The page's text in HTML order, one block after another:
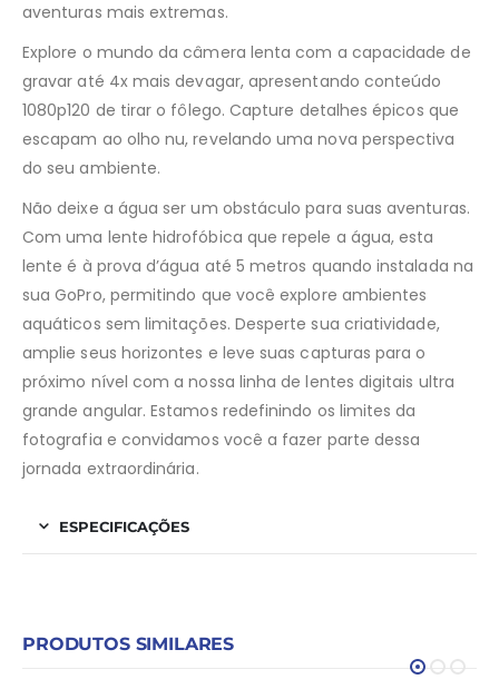
aventuras mais extremas.
Explore o mundo da câmera lenta com a capacidade de
gravar até 4x mais devagar, apresentando conteúdo
1080p120 de tirar o fôlego. Capture detalhes épicos que
escapam ao olho nu, revelando uma nova perspectiva
do seu ambiente.
Não deixe a água ser um obstáculo para suas aventuras.
Com uma lente hidrofóbica que repele a água, esta
lente é à prova d’água até 5 metros quando instalada na
sua GoPro, permitindo que você explore ambientes
aquáticos sem limitações. Desperte sua criatividade,
amplie seus horizontes e leve suas capturas para o
próximo nível com a nossa linha de lentes digitais ultra
grande angular. Estamos redefinindo os limites da
fotografia e convidamos você a fazer parte dessa
jornada extraordinária.
ESPECIFICAÇÕES
PRODUTOS SIMILARES